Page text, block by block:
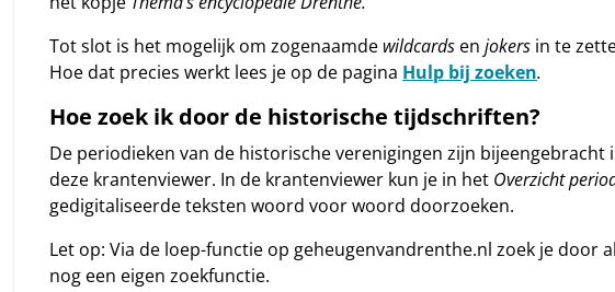
Tot slot is het mogelijk om zogenaamde wildcards en jokers in te
Hoe dat precies werkt lees je op de pagina Hulp bij zoeken.
Hoe zoek ik door de historische tijdschriften?
De periodieken van de historische verenigingen zijn bijeengebracht
deze krantenviewer. In de krantenviewer kun je in het Overzicht
gedigitaliseerde teksten woord voor woord doorzoeken.
Let op: Via de loep-functie op geheugenvandrenthe.nl zoek je
nog een eigen zoekfunctie.